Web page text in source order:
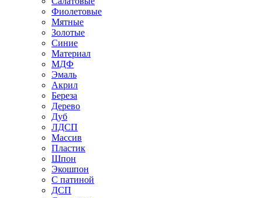
Фиолетовые
Мятные
Золотые
Синие
Материал
МДФ
Эмаль
Акрил
Береза
Дерево
Дуб
ЛДСП
Массив
Пластик
Шпон
Экошпон
С патиной
ДСП